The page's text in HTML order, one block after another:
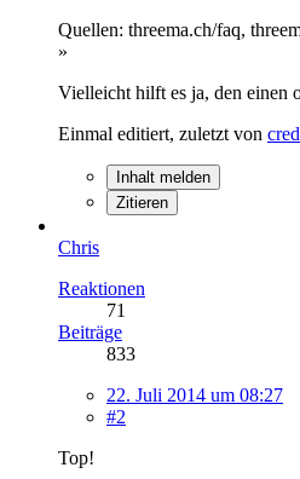
Quellen: threema.ch/faq,
»
Vielleicht hilft es ja, den einen
Einmal editiert, zuletzt von
Inhalt melden
Zitieren
Chris
Reaktionen
71
Beiträge
833
22. Juli 2014 um 08:27
#2
Top!